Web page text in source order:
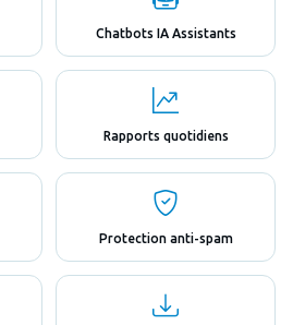
Chatbots IA Assistants
Rapports quotidiens
Protection anti-spam